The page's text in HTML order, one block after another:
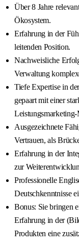
Über 8 Jahre
Ökosystem.
Erfahrung in der
leitenden Position.
Nachweisliche
Verwaltung
Tiefe Expertise in
gepaart mit einer
Ausgezeichnete
Vertrauen, als
Erfahrung in der
zur
Professionelle
Deutschkenntnisse
Bonus: Sie bringen
Erfahrung in der
Produkten eine